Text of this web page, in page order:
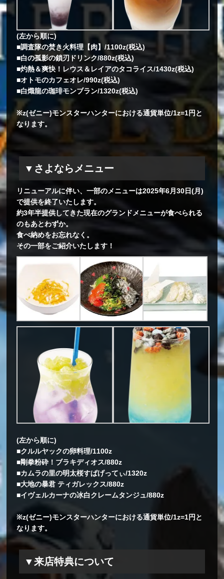
(左から順に)
■調査隊の焚き火料理【肉】/1100z(税込)
■白の孤影の鎖刃ドリンク/880z(税込)
■灼熱＆爽快！レウス＆レイアのタコライス/1430z(税込)
■オトモのカフェオレ/990z(税込)
■白熾龍の珈琲モンブラン/1320z(税込)
※z(ゼニー)モンスターハンターにおける通貨単位/1z=1円と
なります。
▼さよならメニュー
リニューアルに伴い、一部のメニューは2025年6月30日(月)
で提供を終了いたします。
約3年半提供してきた現在のグランドメニューが食べられる
のもあとわずか。
食べ納めをお忘れなく。
その一部をご紹介いたします！
(左から順に)
■クルルヤックの卵料理/1100z
■剛拳粉砕！ブラキディオス/880z
■カムラの里の明太桜すぱげってぃ/1320z
■大地の暴君 ティガレックス/880z
■イヴェルカーナの冰白クレームタンジュ/880z
※z(ゼニー)モンスターハンターにおける通貨単位/1z=1円と
なります。
▼来店特典について